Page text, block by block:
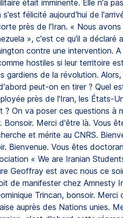
était imminente. Elle n'a
s'est félicité aujourd'hui de
près de l'Iran. « Nous
», c'est ce qu'il a déclaré
contre une intervention.
hostiles si leur territoire
gardiens de la révolution.
peut-on en tirer ? Quel
près de l'Iran, les États-
? On va poser ces questions à
Bonsoir. Merci d'être là. Vous
et mérite au CNRS.
Bienvenue. Vous êtes
« We are Iranian
Geoffray est avec nous ce
de manifester chez Amnesty
Trincan, bonsoir.
auprès des Nations unies.